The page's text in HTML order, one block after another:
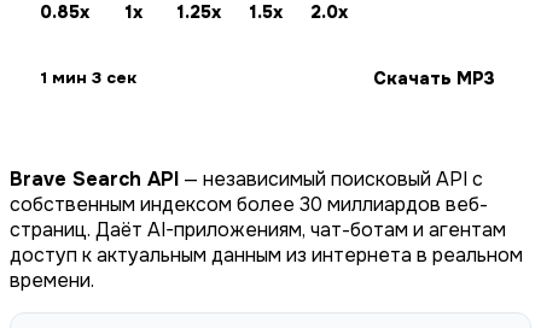
0.85x 1x 1.25x 1.5x 2.0x
1 мин 3 сек Скачать MP3
Brave Search API — независимый поисковый API с
собственным индексом более 30 миллиардов веб-
страниц. Даёт AI-приложениям, чат-ботам и агентам
доступ к актуальным данным из интернета в реальном
времени.